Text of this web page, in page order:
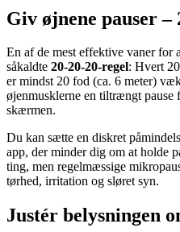
Giv øjnene pauser –
En af de mest effektive vaner for
såkaldte 20-20-20-regel: Hvert
er mindst 20 fod (ca. 6 meter)
øjenmusklerne en tiltrængt pause
skærmen.
Du kan sætte en diskret
app, der minder dig om at holde
ting, men regelmæssige
tørhed, irritation og sløret syn.
Justér belysningen